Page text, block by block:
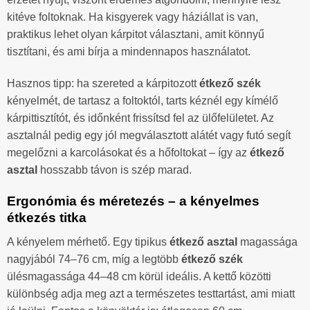
kitéve foltoknak. Ha kisgyerek vagy háziállat is van,
praktikus lehet olyan kárpitot választani, amit könnyű
tisztítani, és ami bírja a mindennapos használatot.
Hasznos tipp: ha szereted a kárpitozottétkező szék
kényelmét, de tartasz a foltoktól, tarts kéznél egy kímélő
kárpittisztítót, és időnként frissítsd fel az ülőfelületet. Az
asztalnál pedig egy jól megválasztott alátét vagy futó segít
megelőzni a karcolásokat és a hőfoltokat – így az étkező
asztal hosszabb távon is szép marad.
Ergonómia és méretezés – a kényelmes
étkezés titka
A kényelem mérhető. Egy tipikus étkező asztal magassága
nagyjából 74–76 cm, míg a legtöbb étkező szék
ülésmagassága 44–48 cm körül ideális. A kettő közötti
különbség adja meg azt a természetes testtartást, ami miatt